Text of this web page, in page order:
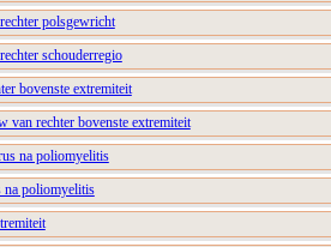
polsgewricht
schouderregio
bovenste extremiteit
van rechter bovenste extremiteit
na poliomyelitis
na poliomyelitis